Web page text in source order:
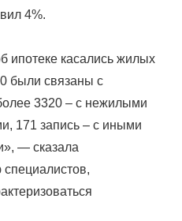
4%.
ипотеке касались жилых
были связаны с
3320 – с нежилыми
171 запись – с иными
— сказала